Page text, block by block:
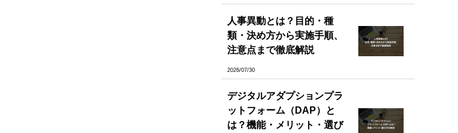
人事異動とは？目的・種
類・決め方から実施手順、
注意点まで徹底解説
2026/07/30
デジタルアダプションプラ
ットフォーム（DAP）と
は？機能・メリット・選び